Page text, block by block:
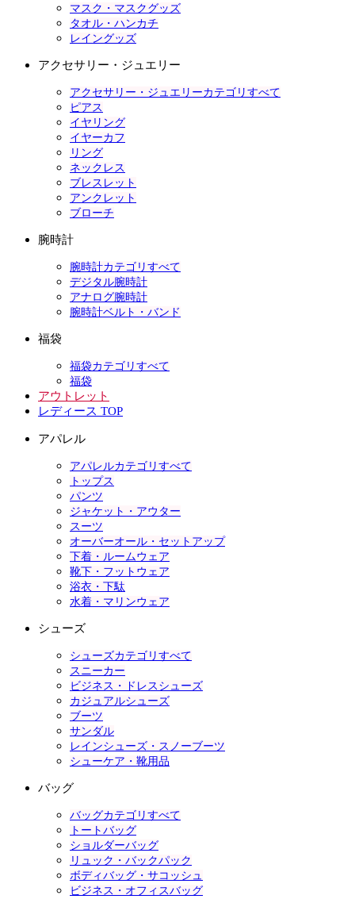
マスク・マスクグッズ
タオル・ハンカチ
レイングッズ
アクセサリー・ジュエリー
アクセサリー・ジュエリーカテゴリすべて
ピアス
イヤリング
イヤーカフ
リング
ネックレス
ブレスレット
アンクレット
ブローチ
腕時計
腕時計カテゴリすべて
デジタル腕時計
アナログ腕時計
腕時計ベルト・バンド
福袋
福袋カテゴリすべて
福袋
アウトレット
レディース TOP
アパレル
アパレルカテゴリすべて
トップス
パンツ
ジャケット・アウター
スーツ
オーバーオール・セットアップ
下着・ルームウェア
靴下・フットウェア
浴衣・下駄
水着・マリンウェア
シューズ
シューズカテゴリすべて
スニーカー
ビジネス・ドレスシューズ
カジュアルシューズ
ブーツ
サンダル
レインシューズ・スノーブーツ
シューケア・靴用品
バッグ
バッグカテゴリすべて
トートバッグ
ショルダーバッグ
リュック・バックパック
ボディバッグ・サコッシュ
ビジネス・オフィスバッグ